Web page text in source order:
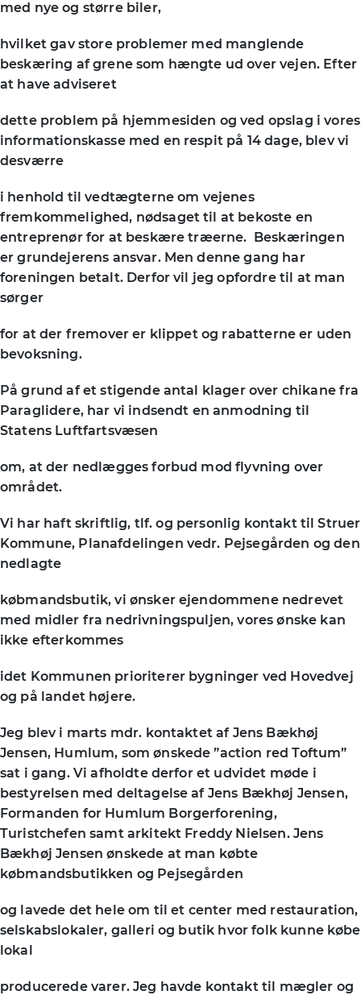
med nye og større biler,
hvilket gav store problemer med manglende
beskæring af grene som hængte ud over vejen. Efter
at have adviseret
dette problem på hjemmesiden og ved opslag i vores
informationskasse med en respit på 14 dage, blev vi
desværre
i henhold til vedtægterne om vejenes
fremkommelighed, nødsaget til at bekoste en
entreprenør for at beskære træerne. Beskæringen
er grundejerens ansvar. Men denne gang har
foreningen betalt. Derfor vil jeg opfordre til at man
sørger
for at der fremover er klippet og rabatterne er uden
bevoksning.
På grund af et stigende antal klager over chikane fra
Paraglidere, har vi indsendt en anmodning til
Statens Luftfartsvæsen
om, at der nedlægges forbud mod flyvning over
området.
Vi har haft skriftlig, tlf. og personlig kontakt til Struer
Kommune, Planafdelingen vedr. Pejsegården og den
nedlagte
købmandsbutik, vi ønsker ejendommene nedrevet
med midler fra nedrivningspuljen, vores ønske kan
ikke efterkommes
idet Kommunen prioriterer bygninger ved Hovedvej
og på landet højere.
Jeg blev i marts mdr. kontaktet af Jens Bækhøj
Jensen, Humlum, som ønskede ”action red Toftum”
sat i gang. Vi afholdte derfor et udvidet møde i
bestyrelsen med deltagelse af Jens Bækhøj Jensen,
Formanden for Humlum Borgerforening,
Turistchefen samt arkitekt Freddy Nielsen. Jens
Bækhøj Jensen ønskede at man købte
købmandsbutikken og Pejsegården
og lavede det hele om til et center med restauration,
selskabslokaler, galleri og butik hvor folk kunne købe
lokal
producerede varer. Jeg havde kontakt til mægler og